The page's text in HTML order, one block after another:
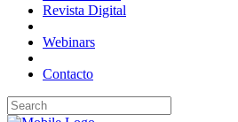
Revista Digital
Webinars
Contacto